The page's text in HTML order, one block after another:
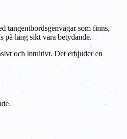
tangentbordsgenvägar som finns,
på lång sikt vara betydande.
och intuitivt. Det erbjuder en